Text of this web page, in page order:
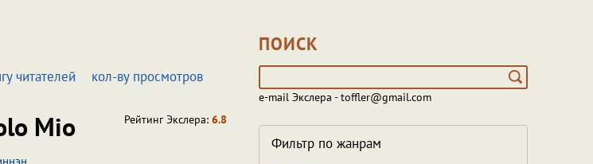
читателей кол-ву просмотров
Mio Рейтинг Экслера: 6.8
ПОИСК
e-mail Экслера - toffler@gmail.com
Фильтр по жанрам